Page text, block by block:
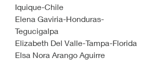
Iquique-Chile
Elena Gaviria-Honduras-
Tegucigalpa
Elizabeth Del Valle-Tampa-Florida
Elsa Nora Arango Aguirre